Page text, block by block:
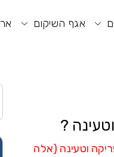
אגף השיקום
?
וטעינה (אלה
תפריט